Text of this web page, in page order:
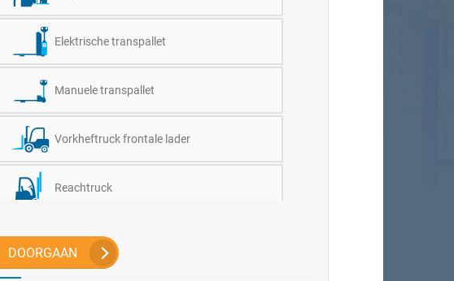
Elektrische transpallet
Manuele transpallet
Vorkheftruck frontale lader
Reachtruck
Andere / Ik weet het niet, adviseer mij aub
DOORGAAN